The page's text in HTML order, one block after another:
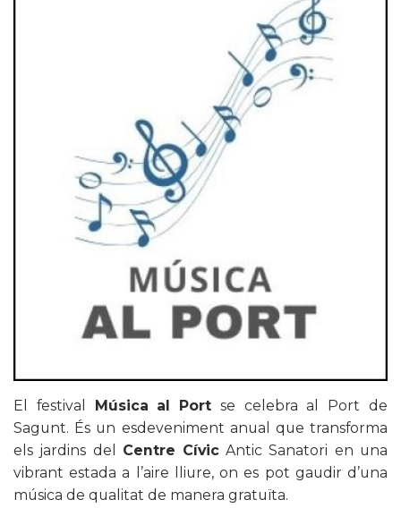
El festival Música al Port se celebra al Port de
Sagunt. És un esdeveniment anual que transforma
els jardins del Centre CívicAntic Sanatori en una
vibrant estada a l’aire lliure, on es pot gaudir d’una
música de qualitat de manera gratuïta.